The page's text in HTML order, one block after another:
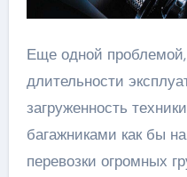
Еще одной проблемой,
длительности
загруженность
багажниками как бы
перевозки огромных